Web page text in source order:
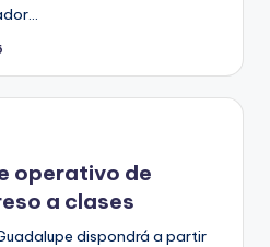
operativo de
a clases
dispondrá a partir